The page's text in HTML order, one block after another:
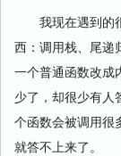
我现在遇到的很
西：调用栈、尾
一个普通函数改成
少了，却很少有人
个函数会被调用很
就答不上来了。